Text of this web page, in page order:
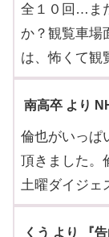
全１０回…ま
か？観覧車場
は、怖くて
南高卒 より
倫也がいっぱ
頂きました
土曜ダイジ
くう より 『